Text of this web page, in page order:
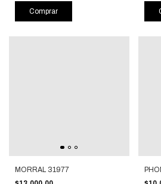
Comprar
MORRAL 31977